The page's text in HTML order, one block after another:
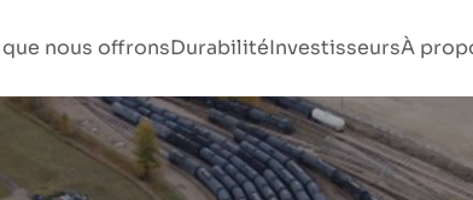
que nous offronsDurabilitéInvestisseursÀ